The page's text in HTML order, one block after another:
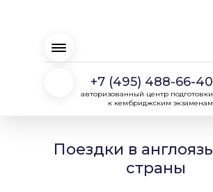
+7 (495) 488-66-40
авторизованный центр подготовки
к кембриджским экзаменам
Поездки в
страны